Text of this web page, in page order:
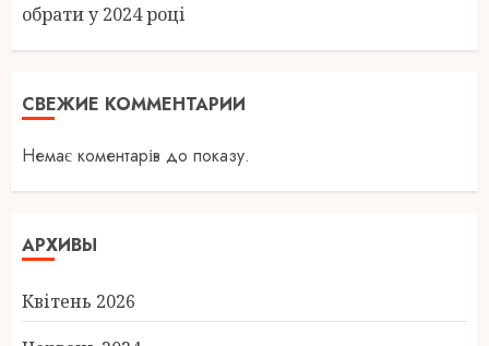
обрати у 2024 році
СВЕЖИЕ КОММЕНТАРИИ
Немає коментарів до показу.
АРХИВЫ
Квітень 2026